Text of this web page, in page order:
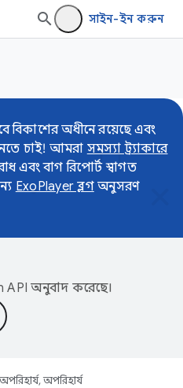
সাইন-ইন করুন
বিকাশের অধীনে রয়েছে এবং
চাই! আমরা সমস্যা ট্র্যাকারে
এবং বাগ রিপোর্ট স্বাগত
ExoPlayer ব্লগঅনুসরণ
API অনুবাদ করেছে।
অপরিহার্য